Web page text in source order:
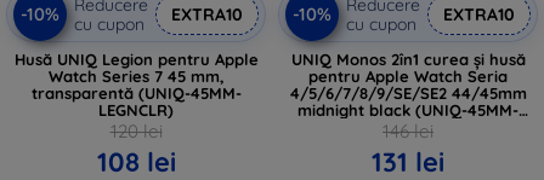
-10%
cu cupon
EXTRA10
Husă UNIQ Legion pentru Apple
Watch Series 7 45 mm,
transparentă (UNIQ-45MM-
LEGNCLR)
120 lei
108 lei
-10%
cu cupon
EXTRA10
UNIQ Monos 2în1 curea și husă
pentru Apple Watch Seria
4/5/6/7/8/9/SE/SE2 44/45mm
midnight black (UNIQ-45MM-
MONOSBLK)
146 lei
131 lei